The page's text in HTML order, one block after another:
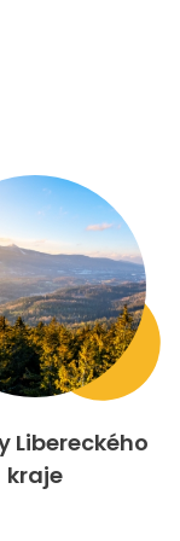
Libereckého
kraje